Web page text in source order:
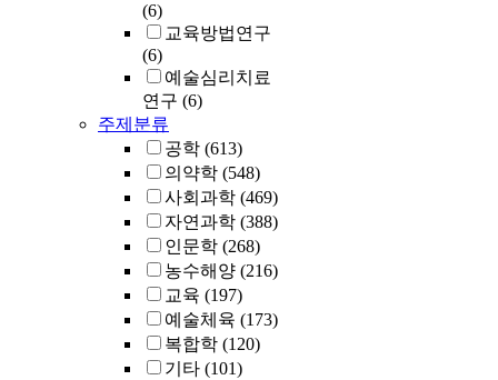
(6)
교육방법연구
(6)
예술심리치료
연구 (6)
주제분류
공학 (613)
의약학 (548)
사회과학 (469)
자연과학 (388)
인문학 (268)
농수해양 (216)
교육 (197)
예술체육 (173)
복합학 (120)
기타 (101)